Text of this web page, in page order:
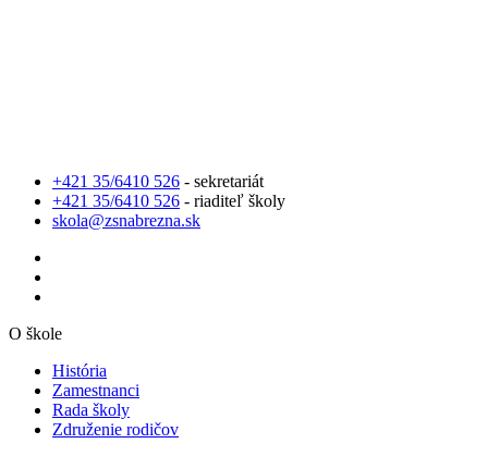
+421 35/6410 526 - sekretariát
+421 35/6410 526 - riaditeľ školy
skola@zsnabrezna.sk
O škole
História
Zamestnanci
Rada školy
Združenie rodičov